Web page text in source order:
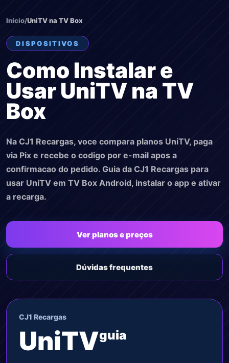
Início/UniTV na TV Box
DISPOSITIVOS
Como Instalar e
Usar UniTV na TV
Box
Na CJ1 Recargas, voce compara planos UniTV, paga
via Pix e recebe o codigo por e-mail apos a
confirmacao do pedido. Guia da CJ1 Recargas para
usar UniTV em TV Box Android, instalar o app e ativar
a recarga.
Ver planos e preços
Dúvidas frequentes
CJ1 Recargas
UniTVguia